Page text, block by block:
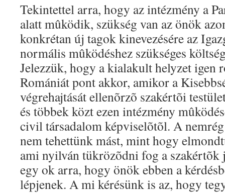
Tekintettel arra, hogy az intézmény a
alatt mûködik, szükség van az önök
konkrétan új tagok kinevezésére az
normális mûködéshez szükséges
Jelezzük, hogy a kialakult helyzet igen
Romániát pont akkor, amikor a
végrehajtását ellenõrzõ szakértõi
és többek közt ezen intézmény
civil társadalom képviselõtõl. A
nem tehettünk mást, mint hogy
ami nyilván tükrözõdni fog a szakértõk
egy ok arra, hogy önök ebben a
lépjenek. A mi kérésünk is az, hogy